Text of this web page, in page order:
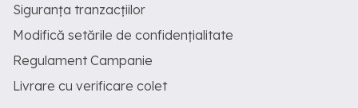
Siguranța tranzacțiilor
Modifică setările de confidențialitate
Regulament Campanie
Livrare cu verificare colet